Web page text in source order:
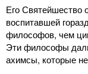
Его Святейшество
воспитавшей
философов, чем
Эти философы
ахимсы, которые